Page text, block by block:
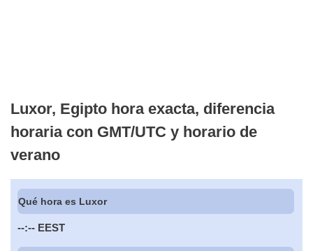
Luxor, Egipto hora exacta, diferencia
horaria con GMT/UTC y horario de
verano
Qué hora es Luxor
--:-- EEST